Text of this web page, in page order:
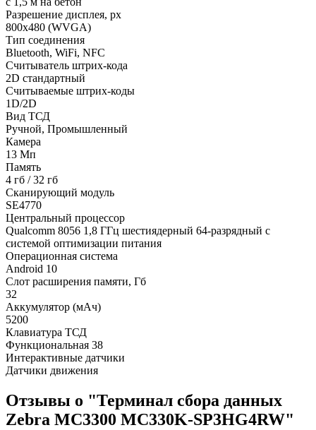
Разрешение дисплея, px
800х480 (WVGA)
Тип соединения
Bluetooth, WiFi, NFС
Считыватель штрих-кода
2D стандартный
Считываемые штрих-коды
1D/2D
Вид ТСД
Ручной, Промышленный
Камера
13 Мп
Память
4 гб / 32 гб
Сканирующий модуль
SE4770
Центральный процессор
Qualcomm 8056 1,8 ГГц шестиядерный 64-разрядный с
системой оптимизации питания
Операционная система
Android 10
Слот расширения памяти, Гб
32
Аккумулятор (мАч)
5200
Клавиатура ТСД
Функциональная 38
Интерактивные датчики
Датчики движения
Отзывы о "Терминал сбора данных
Zebra MC3300 MC330K-SP3HG4RW"